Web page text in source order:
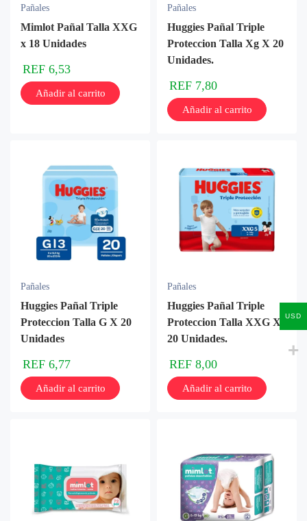
Pañales
Mimlot Pañal Talla XXG
x 18 Unidades
REF 6,53
Añadir al carrito
Pañales
Huggies Pañal Triple
Proteccion Talla Xg X 20
Unidades.
REF 7,80
Añadir al carrito
Pañales
Huggies Pañal Triple
Proteccion Talla G X 20
Unidades
REF 6,77
Añadir al carrito
Pañales
Huggies Pañal Triple
Proteccion Talla XXG X
20 Unidades.
REF 8,00
Añadir al carrito
USD